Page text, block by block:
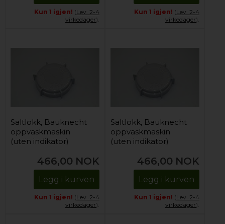
Kun 1 igjen! (Lev. 2-4
virkedager).
Kun 1 igjen! (Lev. 2-4
virkedager).
Saltlokk, Bauknecht
oppvaskmaskin
(uten indikator)
466,00 NOK
Legg i kurven
Kun 1 igjen! (Lev. 2-4
virkedager).
Saltlokk, Bauknecht
oppvaskmaskin
(uten indikator)
466,00 NOK
Legg i kurven
Kun 1 igjen! (Lev. 2-4
virkedager).